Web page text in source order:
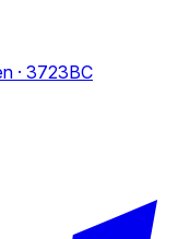
· 3723BC